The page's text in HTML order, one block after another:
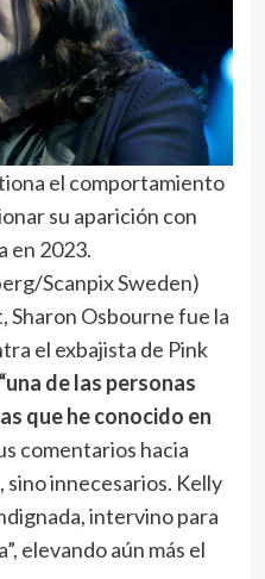
el comportamiento
su aparición con
en 2023.
Scanpix Sweden)
Sharon Osbourne fue la
el exbajista de Pink
de las personas
que he conocido en
comentarios hacia
sino innecesarios. Kelly
intervino para
elevando aún más el